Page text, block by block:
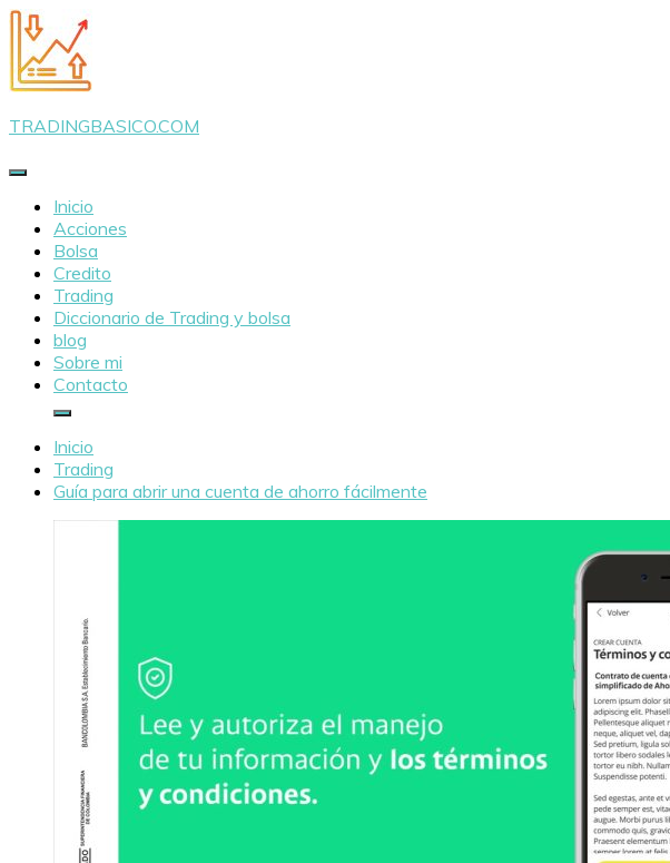
Saltar
al
contenido
TRADINGBASICO.COM
Inicio
Acciones
Bolsa
Credito
Trading
Diccionario de Trading y bolsa
blog
Sobre mi
Contacto
Inicio
Trading
Guía para abrir una cuenta de ahorro fácilmente